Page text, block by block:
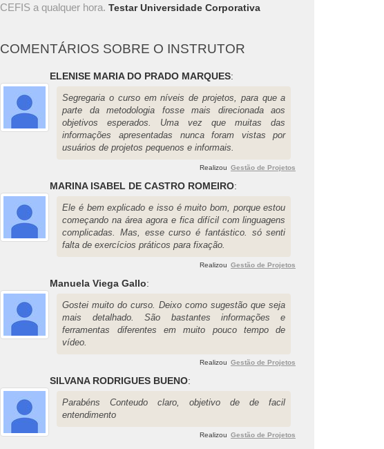
CEFIS a qualquer hora.Testar Universidade Corporativa
COMENTÁRIOS SOBRE O INSTRUTOR
ELENISE MARIA DO PRADO MARQUES:
Segregaria o curso em níveis de projetos, para que a
parte da metodologia fosse mais direcionada aos
objetivos esperados. Uma vez que muitas das
informações apresentadas nunca foram vistas por
usuários de projetos pequenos e informais.
Realizou Gestão de Projetos
MARINA ISABEL DE CASTRO ROMEIRO:
Ele é bem explicado e isso é muito bom, porque estou
começando na área agora e fica difícil com linguagens
complicadas. Mas, esse curso é fantástico. só senti
falta de exercícios práticos para fixação.
Realizou Gestão de Projetos
Manuela Viega Gallo:
Gostei muito do curso. Deixo como sugestão que seja
mais detalhado. São bastantes informações e
ferramentas diferentes em muito pouco tempo de
vídeo.
Realizou Gestão de Projetos
SILVANA RODRIGUES BUENO:
Parabéns Conteudo claro, objetivo de de facil
entendimento
Realizou Gestão de Projetos